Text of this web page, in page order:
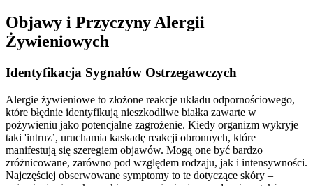
Objawy i Przyczyny Alergii
Żywieniowych
Identyfikacja Sygnałów Ostrzegawczych
Alergie żywieniowe to złożone reakcje układu odpornościowego,
które błędnie identyfikują nieszkodliwe białka zawarte w
pożywieniu jako potencjalne zagrożenie. Kiedy organizm wykryje
taki 'intruz’, uruchamia kaskadę reakcji obronnych, które
manifestują się szeregiem objawów. Mogą one być bardzo
zróżnicowane, zarówno pod względem rodzaju, jak i intensywności.
Najczęściej obserwowane symptomy to te dotyczące skóry –